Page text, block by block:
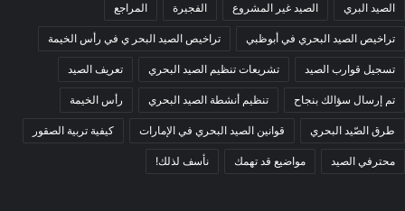
الصيد البري الصيد غير المشروع الفجيرة المراجع
تراخيص الصيد البحري في أبوظبي تراخيص الصيد البحر ي في رأس الخيمة
تسجيل قوارب الصيد تشريعات تنظيم الصيد البحري تعريف الصيد
تم إرسال سؤالك بنجاح تنظيم أنشطة الصيد البحري رأس الخيمة
طرق الصّيد البحري قوانين الصيد البحري في الإمارات كيفية تربية الصقور
محترفي الصيد مواضيع قد تهمك نأسف لذلك!